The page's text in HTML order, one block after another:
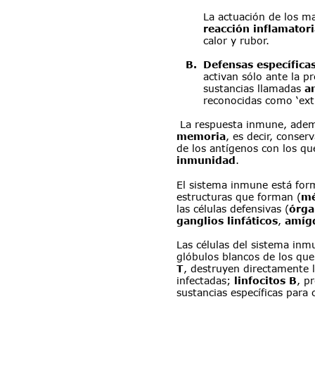
La actuación de los
reacción
calor y rubor.
B.
Defensas
activan sólo ante la
sustancias llamadas
reconocidas como
La respuesta inmune,
memoria, es decir,
de los antígenos con los
inmunidad .
El sistema inmune está
estructuras que forman (
las células defensivas (
ganglios linfáticos,
Las células del sistema
glóbulos blancos de los
T, destruyen directamente
infectadas; linfocitos B,
sustancias específicas